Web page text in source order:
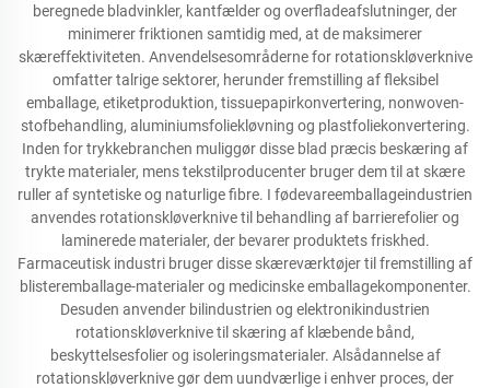
beregnede bladvinkler, kantfælder og overfladeafslutninger, der
minimerer friktionen samtidig med, at de maksimerer
skæreffektiviteten. Anvendelsesområderne for rotationskløverknive
omfatter talrige sektorer, herunder fremstilling af fleksibel
emballage, etiketproduktion, tissuepapirkonvertering, nonwoven-
stofbehandling, aluminiumsfoliekløvning og plastfoliekonvertering.
Inden for trykkebranchen muliggør disse blad præcis beskæring af
trykte materialer, mens tekstilproducenter bruger dem til at skære
ruller af syntetiske og naturlige fibre. I fødevareemballageindustrien
anvendes rotationskløverknive til behandling af barrierefolier og
laminerede materialer, der bevarer produktets friskhed.
Farmaceutisk industri bruger disse skæreværktøjer til fremstilling af
blisteremballage-materialer og medicinske emballagekomponenter.
Desuden anvender bilindustrien og elektronikindustrien
rotationskløverknive til skæring af klæbende bånd,
beskyttelsesfolier og isoleringsmaterialer. Alsådannelse af
rotationskløverknive gør dem uundværlige i enhver proces, der